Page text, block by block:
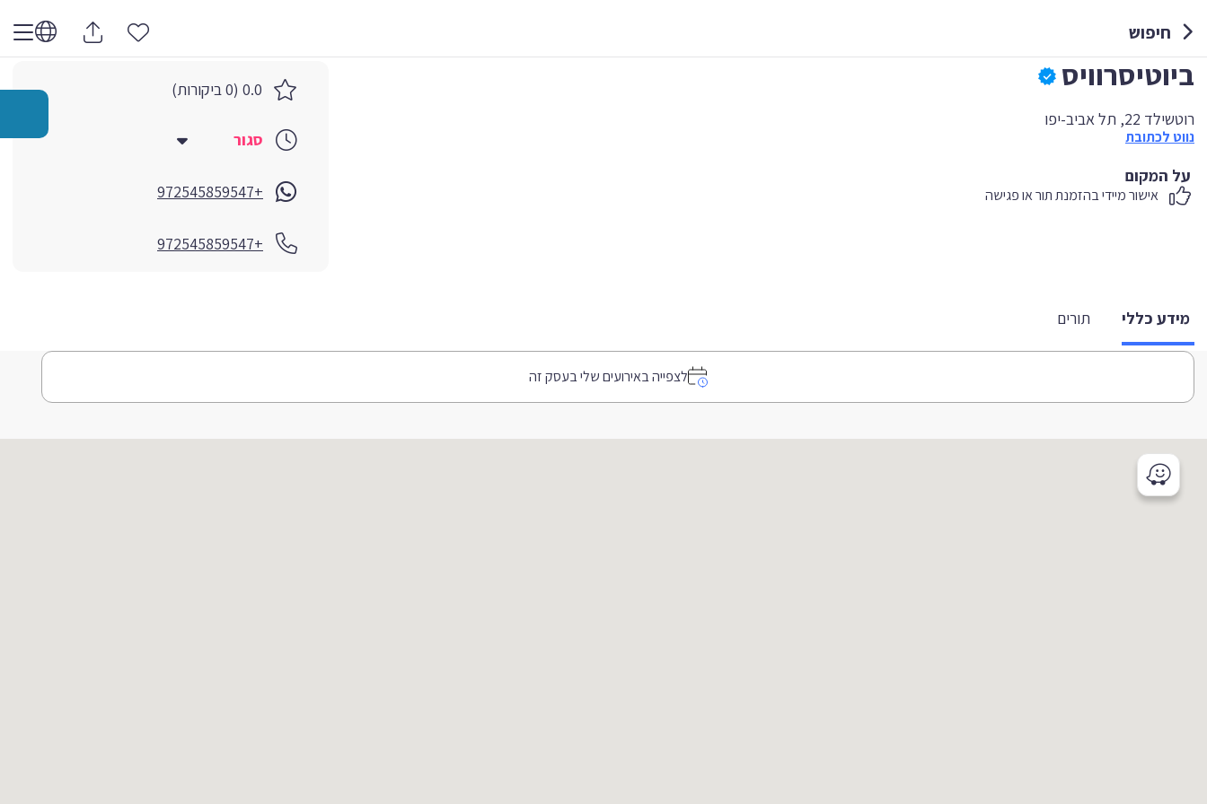
חיפוש
ביוטיסרוויס
רוטשילד 22, תל אביב-יפו
נווט לכתובת
על המקום
אישור מיידי בהזמנת תור או פגישה
0.0 (0 ביקורות)
סגור
+972545859547
+972545859547
מידע כללי תורים
לצפייה באירועים שלי בעסק זה